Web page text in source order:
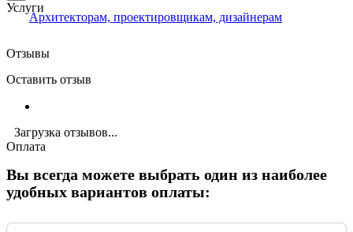
Услуги
Архитекторам, проектировщикам, дизайнерам
Отзывы
Оставить отзыв
Загрузка отзывов...
Оплата
Вы всегда можете выбрать один из наиболее
удобных вариантов оплаты: